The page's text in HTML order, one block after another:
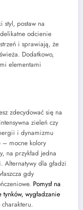
styl, postaw na
odcienie
i sprawiają, że
Dodatkowo,
elementami
zdecydować się na
zieleń czy
i dynamizmu
– mocne kolory
na przykład jedna
Alternatywy dla gładzi
gdy
Pomysł na
wygładzanie